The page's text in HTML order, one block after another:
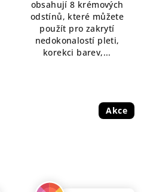
obsahují 8 krémových
odstínů, které můžete
použít pro zakrytí
nedokonalostí pleti,
korekci barev,...
Akce